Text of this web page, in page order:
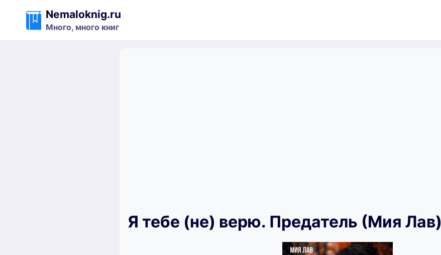
содержимому
Nemaloknig.ru
Много, много книг
Я тебе (не) верю. Предатель (Мия Лав)